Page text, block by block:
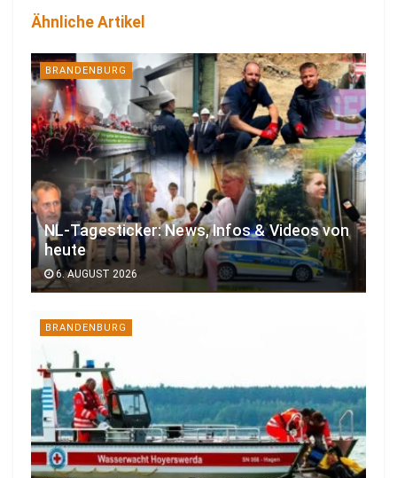
Ähnliche Artikel
BRANDENBURG
NL-Tagesticker: News, Infos & Videos von
heute
6. AUGUST 2026
BRANDENBURG